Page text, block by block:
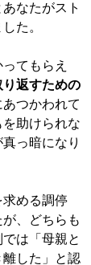
なたがスト
た。
てもらえ
返すための
つかわれて
助けられな
っ暗になり
める調停
、どちらも
は「母親と
した」と認